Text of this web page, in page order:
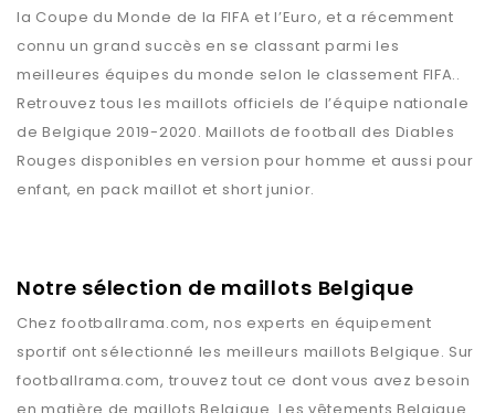
la Coupe du Monde de la FIFA et l’Euro, et a récemment
connu un grand succès en se classant parmi les
meilleures équipes du monde selon le classement FIFA..
Retrouvez tous les maillots officiels de l’équipe nationale
de Belgique 2019-2020. Maillots de football des Diables
Rouges disponibles en version pour homme et aussi pour
enfant, en pack maillot et short junior.
Notre sélection de maillots Belgique
Chez footballrama.com, nos experts en équipement
sportif ont sélectionné les meilleurs maillots Belgique. Sur
footballrama.com, trouvez tout ce dont vous avez besoin